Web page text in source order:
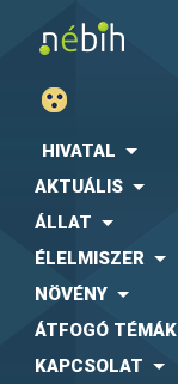
HIVATAL
AKTUÁLIS
ÁLLAT
ÉLELMISZER
NÖVÉNY
ÁTFOGÓ TÉMÁK
KAPCSOLAT